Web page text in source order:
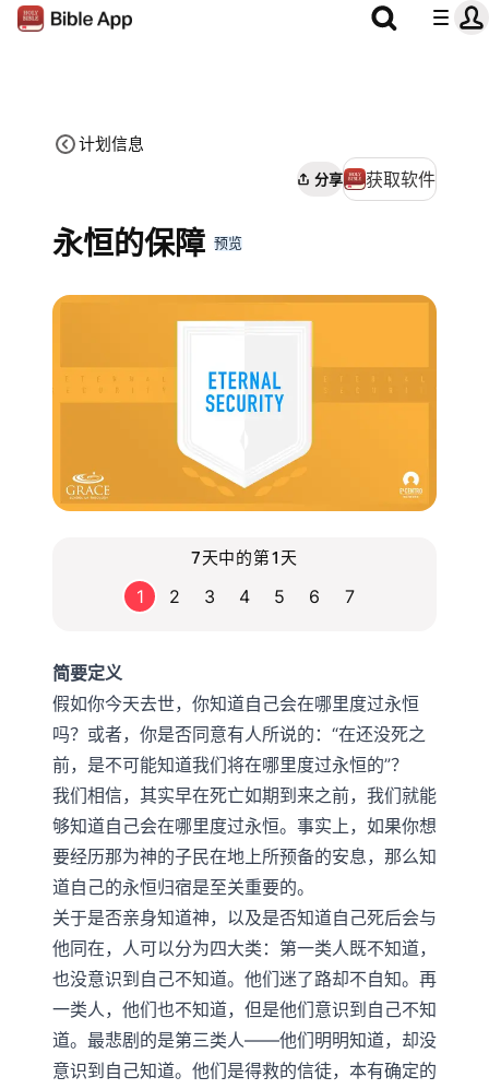
计划信息
分享 获取软件
永恒的保障 预览
7天中的第1天
1 2 3 4 5 6 7
简要定义
假如你今天去世，你知道自己会在哪里度过永恒
吗？或者，你是否同意有人所说的：“在还没死之
前，是不可能知道我们将在哪里度过永恒的”？
我们相信，其实早在死亡如期到来之前，我们就能
够知道自己会在哪里度过永恒。事实上，如果你想
要经历那为神的子民在地上所预备的安息，那么知
道自己的永恒归宿是至关重要的。
关于是否亲身知道神，以及是否知道自己死后会与
他同在，人可以分为四大类：第一类人既不知道，
也没意识到自己不知道。他们迷了路却不自知。再
一类人，他们也不知道，但是他们意识到自己不知
道。最悲剧的是第三类人——他们明明知道，却没
意识到自己知道。他们是得救的信徒，本有确定的